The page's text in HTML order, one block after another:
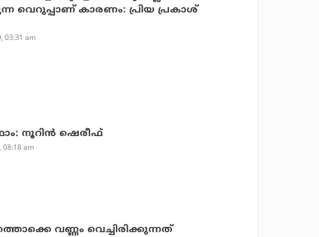
കാരണം: പ്രിയ പ്രകാശ്
03:31 am
നൂറിന്‍ ഷെരീഫ്
08:18 am
വണ്ണം വെച്ചിരിക്കുന്നത്